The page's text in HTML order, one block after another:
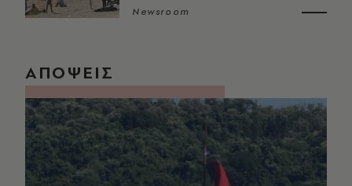
Newsroom
ΑΠΟΨΕΙΣ